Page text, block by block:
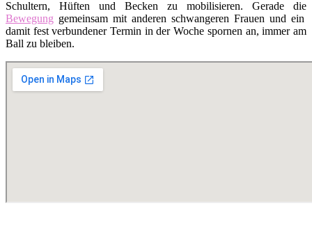
Schultern, Hüften und Becken zu mobilisieren. Gerade die
Bewegung gemeinsam mit anderen schwangeren Frauen und ein
damit fest verbundener Termin in der Woche spornen an, immer am
Ball zu bleiben.